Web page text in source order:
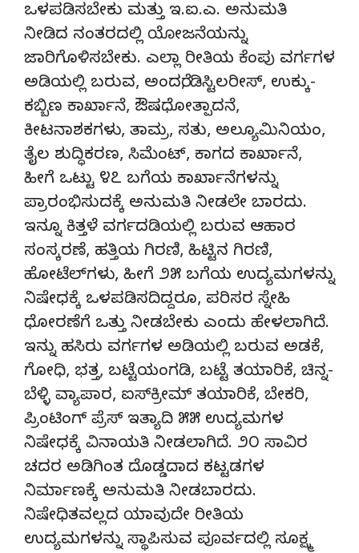
ಒಳಪಡಿಸಬೇಕು ಮತ್ತು ಇ.ಐ.ಎ. ಅನುಮತಿ
ನೀಡಿದ ನಂತರದಲ್ಲಿ ಯೋಜನೆಯನ್ನು
ಜಾರಿಗೊಳಿಸಬೇಕು. ಎಲ್ಲಾ ರೀತಿಯ ಕೆಂಪು ವರ್ಗಗಳ
ಅಡಿಯಲ್ಲಿ ಬರುವ, ಅಂದರೆ, ಡಿಸ್ಟಿಲರೀಸ್, ಉಕ್ಕು-
ಕಬ್ಬಿಣ ಕಾರ್ಖಾನೆ, ಔಷಧೋತ್ಪಾದನೆ,
ಕೀಟನಾಶಕಗಳು, ತಾಮ್ರ, ಸತು, ಅಲ್ಯೂಮಿನಿಯಂ,
ತೈಲ ಶುದ್ಧಿಕರಣ, ಸಿಮೆಂಟ್, ಕಾಗದ ಕಾರ್ಖಾನೆ,
ಹೀಗೆ ಒಟ್ಟು ೪೭ ಬಗೆಯ ಕಾರ್ಖಾನೆಗಳನ್ನು
ಪ್ರಾರಂಭಿಸುದಕ್ಕೆ ಅನುಮತಿ ನೀಡಲೇ ಬಾರದು.
ಇನ್ನೂ ಕಿತ್ತಳೆ ವರ್ಗದಡಿಯಲ್ಲಿ ಬರುವ ಆಹಾರ
ಸಂಸ್ಕರಣೆ, ಹತ್ತಿಯ ಗಿರಣಿ, ಹಿಟ್ಟಿನ ಗಿರಣಿ,
ಹೋಟೆಲ್‌ಗಳು, ಹೀಗೆ ೨೫ ಬಗೆಯ ಉದ್ಯಮಗಳನ್ನು
ನಿಷೇಧಕ್ಕೆ ಒಳಪಡಿಸದಿದ್ದರೂ, ಪರಿಸರ ಸ್ನೇಹಿ
ಧೋರಣೆಗೆ ಒತ್ತು ನೀಡಬೇಕು ಎಂದು ಹೇಳಲಾಗಿದೆ.
ಇನ್ನು ಹಸಿರು ವರ್ಗಗಳ ಅಡಿಯಲ್ಲಿ ಬರುವ ಅಡಕೆ,
ಗೋಧಿ, ಭತ್ತ, ಬಟ್ಟೆಯಂಗಡಿ, ಬಟ್ಟೆ ತಯಾರಿಕೆ, ಚಿನ್ನ-
ಬೆಳ್ಳಿ ವ್ಯಾಪಾರ, ಐಸ್‌ಕ್ರೀಮ್ ತಯಾರಿಕೆ, ಬೇಕರಿ,
ಪ್ರಿಂಟಿಂಗ್ ಪ್ರೆಸ್ ಇತ್ಯಾದಿ ೫೫ ಉದ್ಯಮಗಳ
ನಿಷೇಧಕ್ಕೆ ವಿನಾಯತಿ ನೀಡಲಾಗಿದೆ. ೨೦ ಸಾವಿರ
ಚದರ ಅಡಿಗಿಂತ ದೊಡ್ಡದಾದ ಕಟ್ಟಡಗಳ
ನಿರ್ಮಾಣಕ್ಕೆ ಅನುಮತಿ ನೀಡಬಾರದು.
ನಿಷೇಧಿತವಲ್ಲದ ಯಾವುದೇ ರೀತಿಯ
ಉದ್ಯಮಗಳನ್ನು ಸ್ಥಾಪಿಸುವ ಪೂರ್ವದಲ್ಲಿ ಸೂಕ್ಷ್ಮ